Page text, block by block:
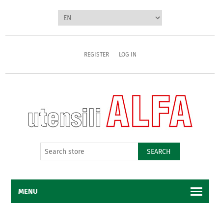
REGISTER LOG IN
SEARCH
MENU